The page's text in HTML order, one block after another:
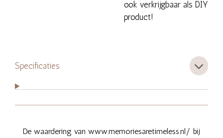
ook verkrijgbaar als DIY
product!
Specificaties
De waardering van www.memoriesaretimeless.nl/ bij